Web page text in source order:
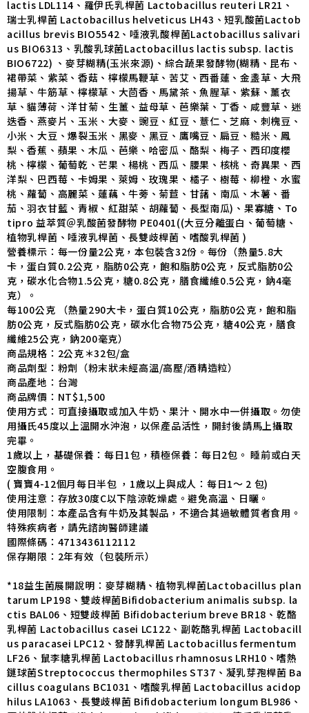
lactis LDL114、羅伊氏乳桿菌 Lactobacillus reuteri LR21、
瑞士乳桿菌 Lactobacillus helveticus LH43、短乳酸菌Lactob
acillus brevis BIO5542、唾液乳酸桿菌Lactobacillus salivari
us BIO6313、乳酸乳球菌Lactobacillus lactis subsp. lactis
BIO6722) 、麥芽糊精(玉米來源)、綜合蔬果發酵物(糊精、昆布、
裙帶菜、紫菜、香菇、檸檬馬鞭草、苦艾、西番蓮、金盞草、大飛
揚草、牛筋草、檸檬草、大茴香、馬黛茶、魚腥草、紫蘇、薰衣
草、貓薄荷、洋甘菊、生薑、益母草、芭樂葉、丁香、咸豐草、迷
迭香、燕麥片、玉米、大麥、豌豆、紅豆、薏仁、芝麻、刺槐豆、
小米、大豆、爆裂玉米、黑麥、黑豆、鷹嘴豆、扁豆、糙米、鳳
梨、香蕉、蘋果、木瓜、芭樂、哈密瓜、酪梨、梅子、西印度櫻
桃、檸檬、葡萄乾、芒果、楊桃、西瓜、腰果、核桃、奇異果、西
洋梨、巴西莓、卡姆果、萊姆、玫瑰果、橘子、樹莓、柳橙、水蜜
桃、蘿蔔、高麗菜、蓮藕、牛蒡、菊苣、甘藷、南瓜、木薯、番
茄、羽衣甘藍、青椒、紅甜菜、胡蘿蔔、長型南瓜)、果寡糖、To
tipro 益萃質＠乳酸菌發酵物 PE0401((大豆分離蛋白、葡萄糖、
植物乳桿菌、唾液乳桿菌、長雙歧桿菌、嗜酸乳桿菌 )
營養標示：每一份量2公克，本包裝含32份。每份（熱量5.8大
卡，蛋白質0.2公克，脂肪0公克，飽和脂肪0公克，反式脂肪0公
克，碳水化合物1.5公克，糖0.8公克，膳食纖維0.5公克，鈉4毫
克）。
每100公克 （熱量290大卡，蛋白質10公克，脂肪0公克，飽和脂
肪0公克，反式脂肪0公克，碳水化合物75公克，糖40公克，膳食
纖維25公克，鈉200毫克）
商品規格：2公克＊32包/盒
商品劑型：粉劑（粉末狀未經高溫/高壓/酒精造粒）
商品產地：台灣
商品牌價：NT$1,500
使用方式：可直接攝取或加入牛奶、果汁、開水中一併攝取。勿使
用攝氏45度以上溫開水沖泡，以保產品活性，開封後請馬上攝取
完畢。
1歲以上，基礎保養：每日1包，積極保養：每日2包。 睡前或白天
空腹食用。
( 寶寶4-12個月每日半包 ，1歲以上與成人：每日1～ 2 包)
使用注意：存放30度C以下陰涼乾燥處。避免高溫、日曬。
使用限制：本產品含有牛奶及其製品，不適合其過敏體質者食用。
特殊疾病者，請先諮詢醫師建議
國際條碼：4713436112112
保存期限：2年有效（包裝所示）
*18益生菌展開說明：麥芽糊精、植物乳桿菌Lactobacillus plan
tarum LP198、雙歧桿菌Bifidobacterium animalis subsp. la
ctis BAL06、短雙歧桿菌 Bifidobacterium breve BR18、乾酪
乳桿菌 Lactobacillus casei LC122、副乾酪乳桿菌 Lactobacill
us paracasei LPC12、發酵乳桿菌 Lactobacillus fermentum
LF26、鼠李糖乳桿菌 Lactobacillus rhamnosus LRH10、嗜熱
鏈球菌Streptococcus thermophiles ST37、凝乳芽孢桿菌 Ba
cillus coagulans BC1031、嗜酸乳桿菌 Lactobacillus acidop
hilus LA1063、長雙歧桿菌 Bifidobacterium longum BL986、